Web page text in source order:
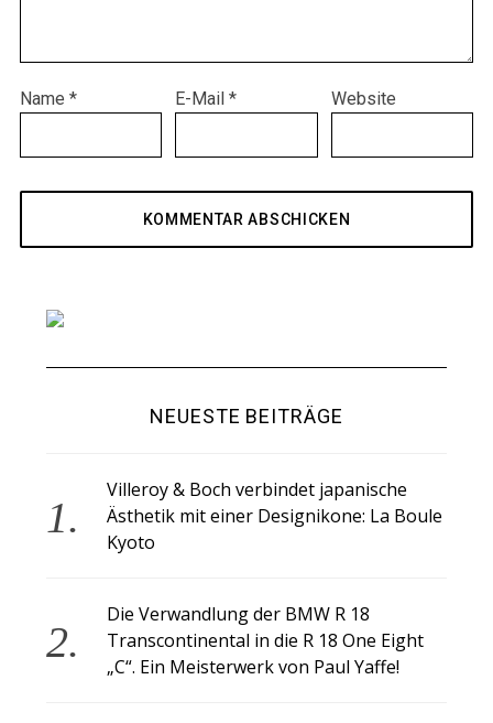
Name * E-Mail* Website
NEUESTE BEITRÄGE
Villeroy & Boch verbindet japanische
Ästhetik mit einer Designikone: La Boule
Kyoto
Die Verwandlung der BMW R 18
Transcontinental in die R 18 One Eight
„C“. Ein Meisterwerk von Paul Yaffe!